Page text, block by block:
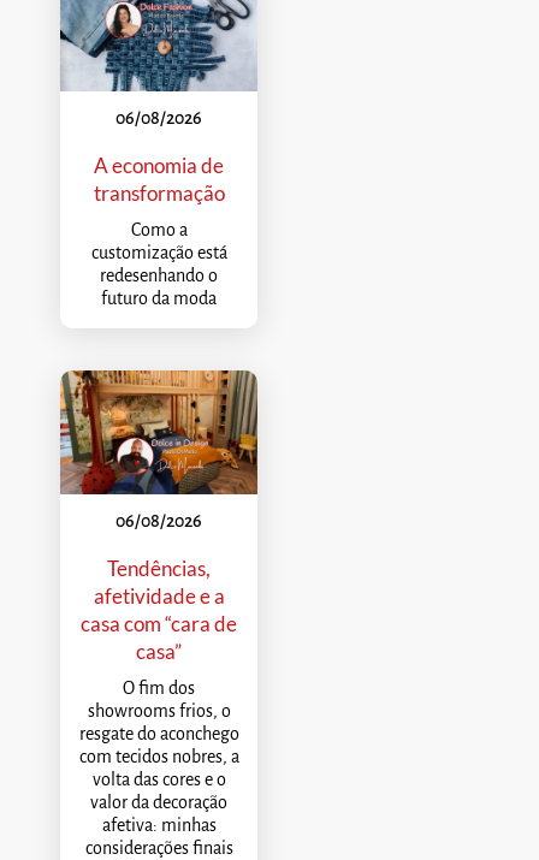
06/08/2026
A economia de
transformação
Como a
customização está
redesenhando o
futuro da moda
06/08/2026
Tendências,
afetividade e a
casa com “cara de
casa”
O fim dos
showrooms frios, o
resgate do aconchego
com tecidos nobres, a
volta das cores e o
valor da decoração
afetiva: minhas
considerações finais